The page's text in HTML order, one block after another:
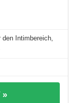
Intimbereich,
»